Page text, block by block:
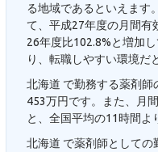
る地域であるといえます
て、平成27年度の月間有
26年度比102.8%と増加
り、転職しやすい環境だ
北海道 で勤務する薬剤
453万円です。また、月
と、全国平均の11時間よ
北海道 で薬剤師として